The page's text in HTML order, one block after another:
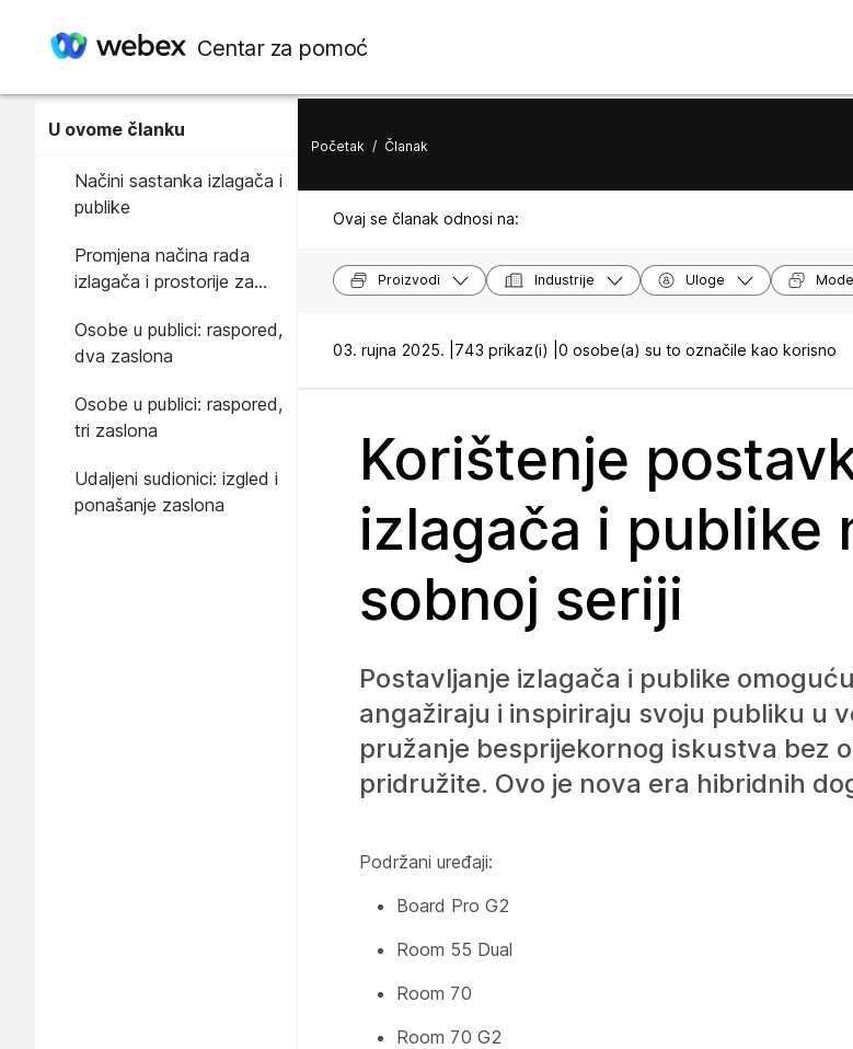
Centar za pomoć
U ovome članku
Načini sastanka izlagača i
publike
Promjena načina rada
izlagača i prostorije za
Osobe u publici: raspored,
dva zaslona
Osobe u publici: raspored,
tri zaslona
Udaljeni sudionici: izgled i
ponašanje zaslona
Početak / Članak
Ovaj se članak odnosi na:
Proizvodi Industrije Uloge
03. rujna 2025. | 743 prikaz(i) | 0 osobe(a) su to označile kao korisno
Korištenje
izlagača i publike
sobnoj seriji
Postavljanje izlagača i publike
angažiraju i inspiriraju svoju publiku u
pružanje besprijekornog iskustva bez
pridružite. Ovo je nova era hibridnih
Podržani uređaji:
Board Pro G2
Room 55 Dual
Room 70
Room 70 G2